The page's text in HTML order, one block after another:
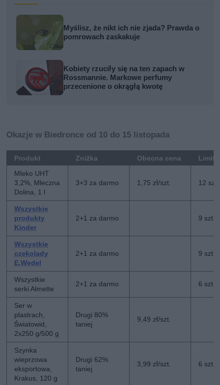
Myślisz, że nikt ich nie zjada? Prawda o
pomrowach zaskakuje
Kobiety rzuciły się na ten zapach w
Rossmannie. Markowe perfumy
przecenione o okrągłą kwotę
Okazje w Biedronce od 10 do 15 listopada
Produkt Zniżka Obecna cena
Limit
Mleko UHT
3,2%, Mleczna
Dolina, 1 l
3+3 za darmo 1,75 zł/szt. 12 szt.
Wszystkie
produkty
Kinder
2+1 za darmo 9 szt.
Wszystkie
czekolady
E.Wedel
2+1 za darmo 9 szt.
Wszystkie
serki Almette
2+1 za darmo 6 szt.
Ser w
plastrach,
Światowid,
2x250 g/500 g
Drugi 80%
taniej
9,49 zł/szt.
Szynka
wieprzowa
eksportowa,
Krakus, 120 g
Drugi 62%
taniej
3,99 zł/szt. 6 szt.